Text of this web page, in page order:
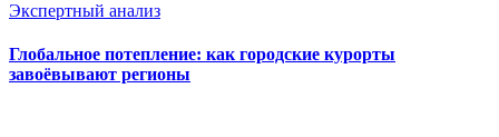
Экспертный анализ
Глобальное потепление: как городские курорты
завоёвывают регионы